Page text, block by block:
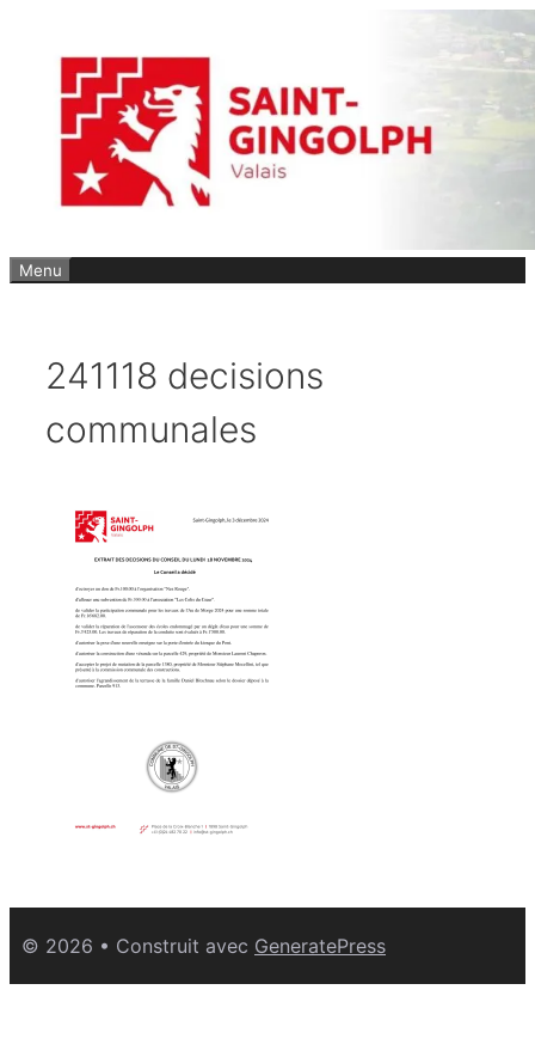
contenu
Menu
241118 decisions
communales
© 2026 • Construit avec GeneratePress